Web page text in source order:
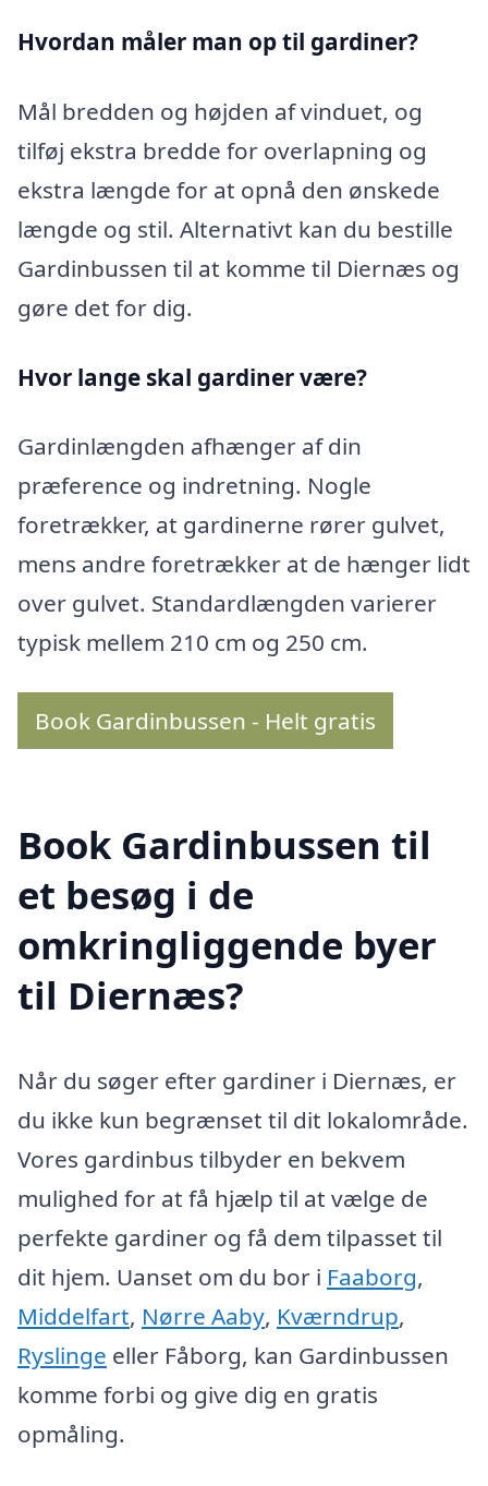
Hvordan måler man op til gardiner?
Mål bredden og højden af vinduet, og
tilføj ekstra bredde for overlapning og
ekstra længde for at opnå den ønskede
længde og stil. Alternativt kan du bestille
Gardinbussen til at komme til Diernæs og
gøre det for dig.
Hvor lange skal gardiner være?
Gardinlængden afhænger af din
præference og indretning. Nogle
foretrækker, at gardinerne rører gulvet,
mens andre foretrækker at de hænger lidt
over gulvet. Standardlængden varierer
typisk mellem 210 cm og 250 cm.
Book Gardinbussen - Helt gratis
Book Gardinbussen til
et besøg i de
omkringliggende byer
til Diernæs?
Når du søger efter gardiner i Diernæs, er
du ikke kun begrænset til dit lokalområde.
Vores gardinbus tilbyder en bekvem
mulighed for at få hjælp til at vælge de
perfekte gardiner og få dem tilpasset til
dit hjem. Uanset om du bor i Faaborg,
Middelfart, Nørre Aaby, Kværndrup,
Ryslinge eller Fåborg, kan Gardinbussen
komme forbi og give dig en gratis
opmåling.